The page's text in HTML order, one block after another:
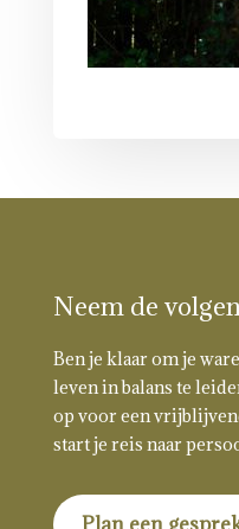
Neem de
Ben je klaar om je
leven in balans te
op voor een
start je reis naar